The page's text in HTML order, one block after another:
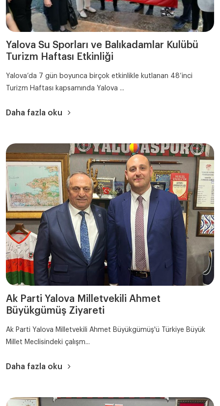
Yalova Su Sporları ve Balıkadamlar Kulübü
Turizm Haftası Etkinliği
Yalova’da 7 gün boyunca birçok etkinlikle kutlanan 48’inci
Turizm Haftası kapsamında Yalova ...
Daha fazla oku
Ak Parti Yalova Milletvekili Ahmet
Büyükgümüş Ziyareti
Ak Parti Yalova Milletvekili Ahmet Büyükgümüş'ü Türkiye Büyük
Millet Meclisindeki çalışm...
Daha fazla oku